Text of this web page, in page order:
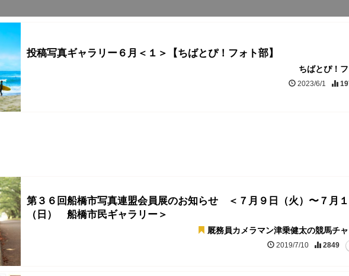
投稿写真ギャラリー６月＜１＞【ちばとぴ！フォト部】
ちばとぴ！
2023/6/1
第３６回船橋市写真連盟会員展のお知らせ ＜７月９日（火）〜７月１
（日） 船橋市民ギャラリー＞
厩務員カメラマン津乗健太の競馬チ
2019/7/10 2849